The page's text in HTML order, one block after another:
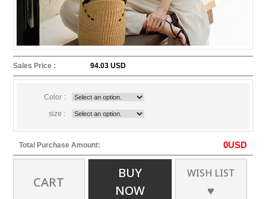
Sales Price : 94.03 USD
Color :
size :
Total Purchase Amount: 0USD
CART
BUY
NOW
WISH LIST
♥